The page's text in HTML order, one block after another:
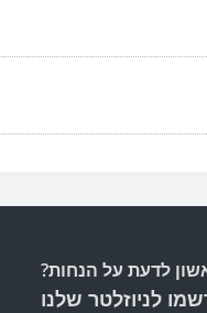
לדעת על הנחות?
לניוזלטר שלנו